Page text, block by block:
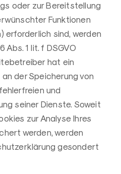
oder zur Bereitstellung
Funktionen
erforderlich sind, werden
Abs. 1 lit. f DSGVO
hat ein
der Speicherung von
und
seiner Dienste. Soweit
zur Analyse Ihres
werden, werden
gesondert